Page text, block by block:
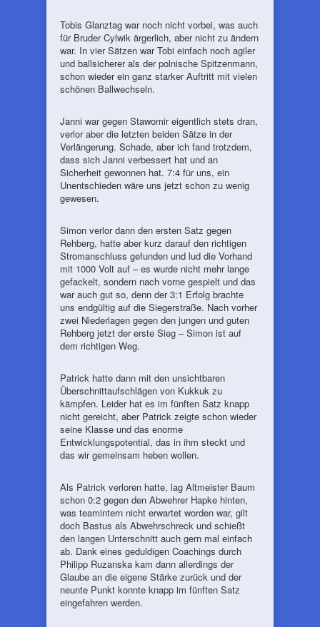
Tobis Glanztag war noch nicht vorbei, was auch
für Bruder Cylwik ärgerlich, aber nicht zu ändern
war. In vier Sätzen war Tobi einfach noch agiler
und ballsicherer als der polnische Spitzenmann,
schon wieder ein ganz starker Auftritt mit vielen
schönen Ballwechseln.
Janni war gegen Stawomir eigentlich stets dran,
verlor aber die letzten beiden Sätze in der
Verlängerung. Schade, aber ich fand trotzdem,
dass sich Janni verbessert hat und an
Sicherheit gewonnen hat. 7:4 für uns, ein
Unentschieden wäre uns jetzt schon zu wenig
gewesen.
Simon verlor dann den ersten Satz gegen
Rehberg, hatte aber kurz darauf den richtigen
Stromanschluss gefunden und lud die Vorhand
mit 1000 Volt auf – es wurde nicht mehr lange
gefackelt, sondern nach vorne gespielt und das
war auch gut so, denn der 3:1 Erfolg brachte
uns endgültig auf die Siegerstraße. Nach vorher
zwei Niederlagen gegen den jungen und guten
Rehberg jetzt der erste Sieg – Simon ist auf
dem richtigen Weg.
Patrick hatte dann mit den unsichtbaren
Überschnittaufschlägen von Kukkuk zu
kämpfen. Leider hat es im fünften Satz knapp
nicht gereicht, aber Patrick zeigte schon wieder
seine Klasse und das enorme
Entwicklungspotential, das in ihm steckt und
das wir gemeinsam heben wollen.
Als Patrick verloren hatte, lag Altmeister Baum
schon 0:2 gegen den Abwehrer Hapke hinten,
was teamintern nicht erwartet worden war, gilt
doch Bastus als Abwehrschreck und schießt
den langen Unterschnitt auch gern mal einfach
ab. Dank eines geduldigen Coachings durch
Philipp Ruzanska kam dann allerdings der
Glaube an die eigene Stärke zurück und der
neunte Punkt konnte knapp im fünften Satz
eingefahren werden.